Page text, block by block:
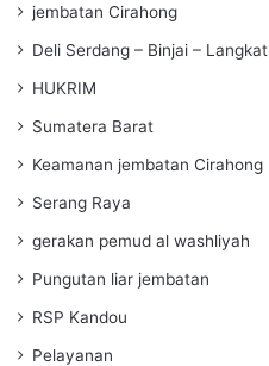
jembatan Cirahong
Deli Serdang – Binjai – Langkat
HUKRIM
Sumatera Barat
Keamanan jembatan Cirahong
Serang Raya
gerakan pemud al washliyah
Pungutan liar jembatan
RSP Kandou
Pelayanan